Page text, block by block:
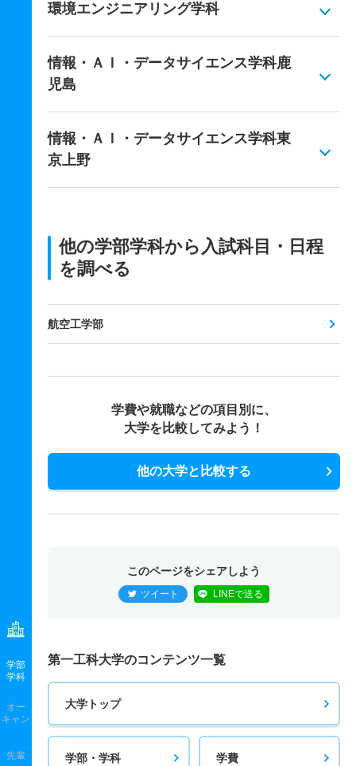
学部
学科
オー
キャン
先輩
環境エンジニアリング学科
情報・ＡＩ・データサイエンス学科鹿
児島
情報・ＡＩ・データサイエンス学科東
京上野
他の学部学科から入試科目・日程
を調べる
航空工学部
学費や就職などの項目別に、
大学を比較してみよう！
他の大学と比較する
このページをシェアしよう
ツイート LINEで送る
第一工科大学のコンテンツ一覧
大学トップ
学部・学科 学費